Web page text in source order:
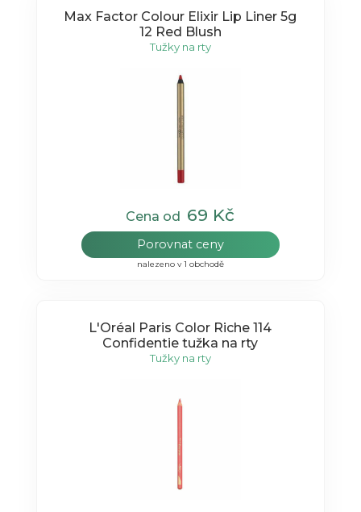
Max Factor Colour Elixir Lip Liner 5g
12 Red Blush
Tužky na rty
Cena od 69 Kč
Porovnat ceny
nalezeno v 1 obchodě
L'Oréal Paris Color Riche 114
Confidentie tužka na rty
Tužky na rty